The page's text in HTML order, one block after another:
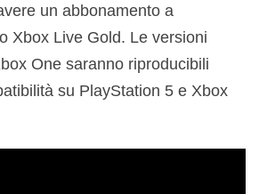
un abbonamento a
Xbox Live Gold. Le versioni
One saranno riproducibili
su PlayStation 5 e Xbox